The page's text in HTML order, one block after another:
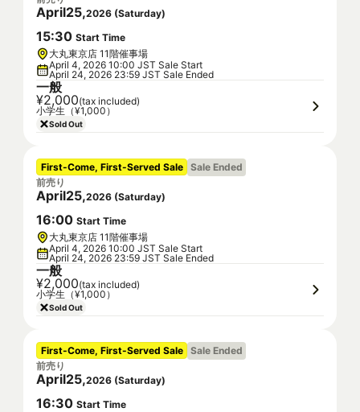
April25,2026 (Saturday)
15:30 Start Time
大丸東京店 11階催事場
April 4, 2026 10:00 JST Sale Start
April 24, 2026 23:59 JST Sale Ended
一般
¥2,000(tax included)
小学生（¥1,000）
Sold Out
First-Come, First-Served Sale Sale Ended
前売り
April25,2026 (Saturday)
16:00 Start Time
大丸東京店 11階催事場
April 4, 2026 10:00 JST Sale Start
April 24, 2026 23:59 JST Sale Ended
一般
¥2,000(tax included)
小学生（¥1,000）
Sold Out
First-Come, First-Served Sale Sale Ended
前売り
April25,2026 (Saturday)
16:30 Start Time